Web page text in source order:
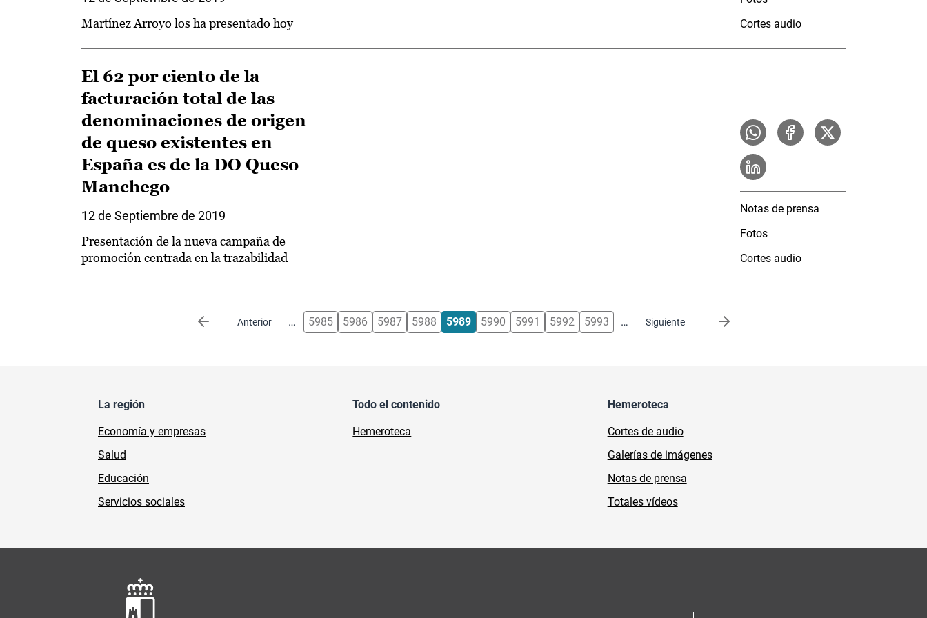
Martínez Arroyo los ha presentado hoy
Cortes audio
El 62 por ciento de la
facturación total de las
denominaciones de origen
de queso existentes en
España es de la DO Queso
Manchego
12 de Septiembre de 2019
Presentación de la nueva campaña de
promoción centrada en la trazabilidad
Notas de prensa
Fotos
Cortes audio
Anterior
Página anterior … 5985 5986 5987 5988 5989 5990 5991 5992 5993 … Siguiente
Siguiente página
La región
Economía y empresas
Salud
Educación
Servicios sociales
Todo el contenido
Hemeroteca
Hemeroteca
Cortes de audio
Galerías de imágenes
Notas de prensa
Totales vídeos